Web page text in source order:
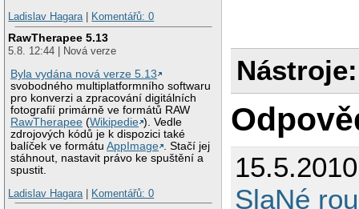
Ladislav Hagara| Komentářů: 0
RawTherapee 5.13
5.8. 12:44 | Nová verze
Byla vydána nová verze 5.13
svobodného multiplatformního softwaru
pro konverzi a zpracování digitálních
fotografií primárně ve formátů RAW
RawTherapee (Wikipedie ). Vedle
zdrojových kódů je k dispozici také
balíček ve formátuAppImage
. Stačí jej
stáhnout, nastavit právo ke spuštění a
spustit.
Ladislav Hagara| Komentářů: 0
Nástroje:
SlaNé